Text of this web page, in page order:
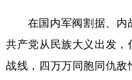
在国内军阀割据、内
共产党从民族大义出发，
战线，四万万同胞同仇